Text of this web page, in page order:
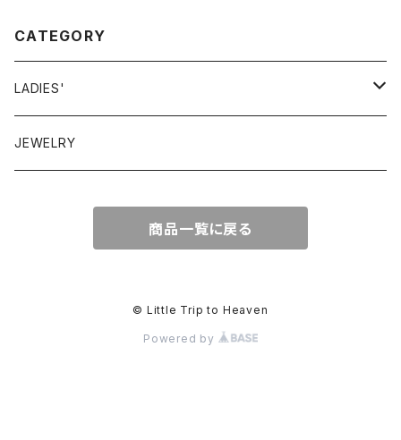
CATEGORY
LADIES'
VINTAGE
JEWELRY
商品一覧に戻る
© Little Trip to Heaven
Powered by